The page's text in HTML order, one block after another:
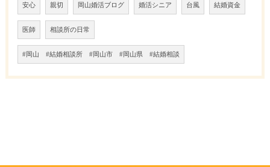
安心 親切 岡山婚活ブログ 婚活シニア 台風 結婚資金
医師 相談所の日常
#岡山 #結婚相談所 #岡山市 #岡山県 #結婚相談